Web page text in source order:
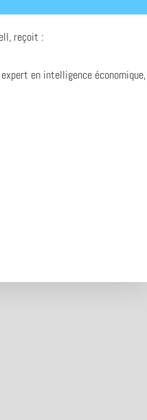
reçoit :
en intelligence économique,